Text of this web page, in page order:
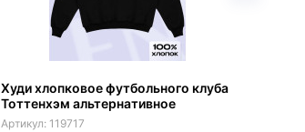
Худи хлопковое футбольного клуба
Тоттенхэм альтернативное
119717